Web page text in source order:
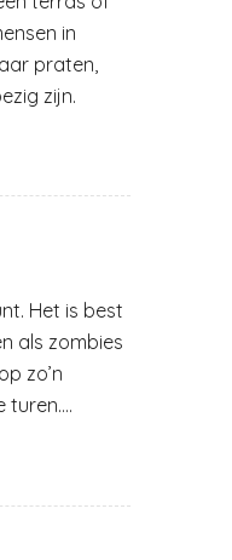
in
praten,
zijn.
Het is best
als zombies
zo’n
turen….